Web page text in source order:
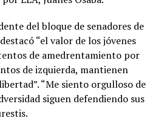
del bloque de senadores de
“el valor de los jóvenes
de amedrentamiento por
de izquierda, mantienen
“Me siento orgulloso de
siguen defendiendo sus